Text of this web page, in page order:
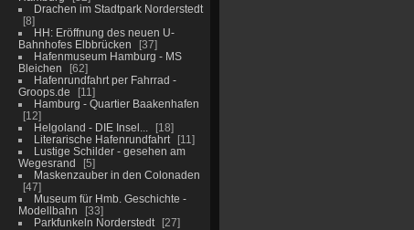
Drachen im Stadtpark Norderstedt
8
HH: Eröffnung des neuen U-
Bahnhofes Elbbrücken
37
Hafenmuseum Hamburg - MS
Bleichen
62
Hafenrundfahrt per Fahrrad -
Groops.de
11
Hamburg - Quartier Baakenhafen
12
Helgoland - DIE Insel...
18
Literarische Hafenrundfahrt
11
Lustige Schilder - gesehen am
Wegesrand
5
Maskenzauber in den Colonaden
47
Museum für Hmb. Geschichte -
Modellbahn
33
Parkfunkeln Norderstedt
27